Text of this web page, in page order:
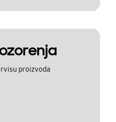
proizvoda